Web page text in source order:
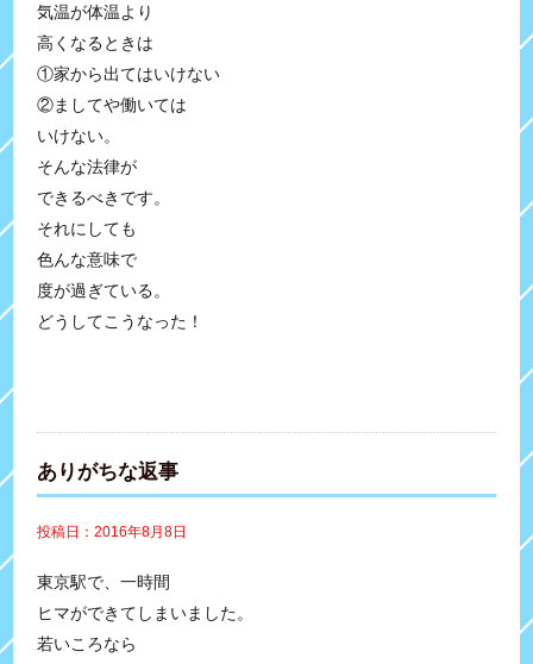
気温が体温より
高くなるときは
①家から出てはいけない
②ましてや働いては
いけない。
そんな法律が
できるべきです。
それにしても
色んな意味で
度が過ぎている。
どうしてこうなった！
ありがちな返事
投稿日：2016年8月8日
東京駅で、一時間
ヒマができてしまいました。
若いころなら